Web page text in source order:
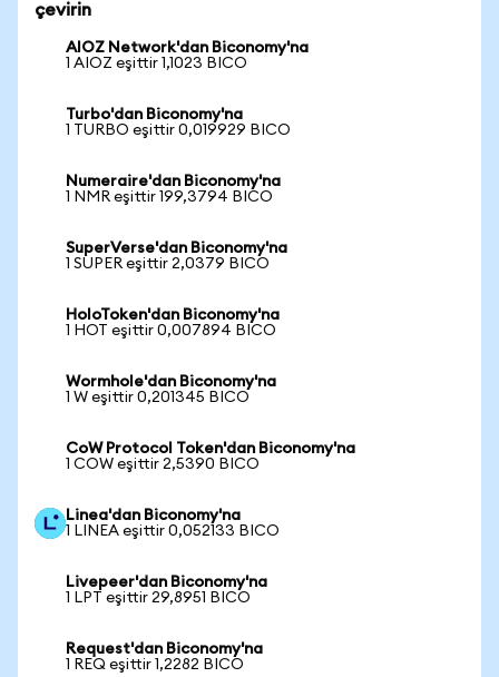
çevirin
AIOZ Network'dan Biconomy'na
1 AIOZ eşittir 1,1023 BICO
Turbo'dan Biconomy'na
1 TURBO eşittir 0,019929 BICO
Numeraire'dan Biconomy'na
1 NMR eşittir 199,3794 BICO
SuperVerse'dan Biconomy'na
1 SUPER eşittir 2,0379 BICO
HoloToken'dan Biconomy'na
1 HOT eşittir 0,007894 BICO
Wormhole'dan Biconomy'na
1 W eşittir 0,201345 BICO
CoW Protocol Token'dan Biconomy'na
1 COW eşittir 2,5390 BICO
Linea'dan Biconomy'na
1 LINEA eşittir 0,052133 BICO
Livepeer'dan Biconomy'na
1 LPT eşittir 29,8951 BICO
Request'dan Biconomy'na
1 REQ eşittir 1,2282 BICO